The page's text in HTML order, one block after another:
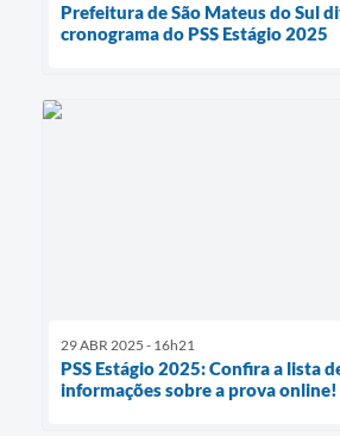
Prefeitura de São Mateus do Sul
cronograma do PSS Estágio 2025
29 ABR 2025 - 16h21
PSS Estágio 2025: Confira a lista
informações sobre a prova online!